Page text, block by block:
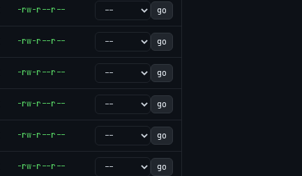
-rw-r--r-- go
-rw-r--r-- go
-rw-r--r-- go
-rw-r--r-- go
-rw-r--r-- go
-rw-r--r-- go